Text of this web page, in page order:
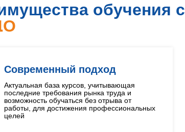
обучения с
Современный подход
Актуальная база курсов, учитывающая
последние требования рынка труда и
возможность обучаться без отрыва от
работы, для достижения профессиональных
целей